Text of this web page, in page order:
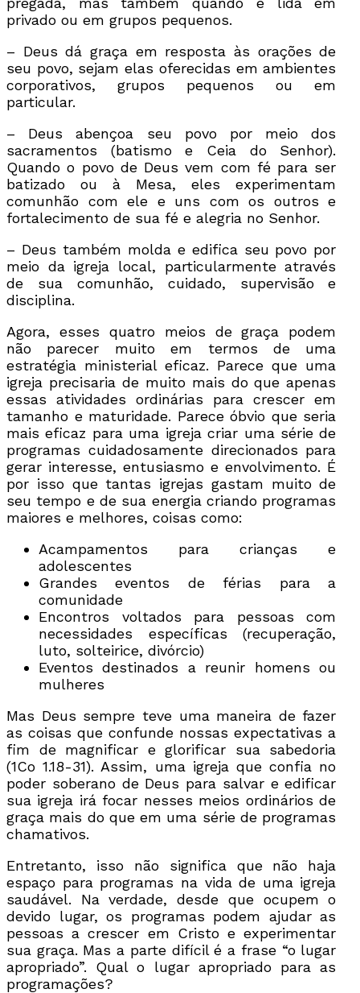
privado ou em grupos pequenos.
– Deus dá graça em resposta às orações de
seu povo, sejam elas oferecidas em ambientes
corporativos, grupos pequenos ou em
particular.
– Deus abençoa seu povo por meio dos
sacramentos (batismo e Ceia do Senhor).
Quando o povo de Deus vem com fé para ser
batizado ou à Mesa, eles experimentam
comunhão com ele e uns com os outros e
fortalecimento de sua fé e alegria no Senhor.
– Deus também molda e edifica seu povo por
meio da igreja local, particularmente através
de sua comunhão, cuidado, supervisão e
disciplina.
Agora, esses quatro meios de graça podem
não parecer muito em termos de uma
estratégia ministerial eficaz. Parece que uma
igreja precisaria de muito mais do que apenas
essas atividades ordinárias para crescer em
tamanho e maturidade. Parece óbvio que seria
mais eficaz para uma igreja criar uma série de
programas cuidadosamente direcionados para
gerar interesse, entusiasmo e envolvimento. É
por isso que tantas igrejas gastam muito de
seu tempo e de sua energia criando programas
maiores e melhores, coisas como:
Acampamentos para crianças e
adolescentes
Grandes eventos de férias para a
comunidade
Encontros voltados para pessoas com
necessidades específicas (recuperação,
luto, solteirice, divórcio)
Eventos destinados a reunir homens ou
mulheres
Mas Deus sempre teve uma maneira de fazer
as coisas que confunde nossas expectativas a
fim de magnificar e glorificar sua sabedoria
(1Co 1.18-31). Assim, uma igreja que confia no
poder soberano de Deus para salvar e edificar
sua igreja irá focar nesses meios ordinários de
graça mais do que em uma série de programas
chamativos.
Entretanto, isso não significa que não haja
espaço para programas na vida de uma igreja
saudável. Na verdade, desde que ocupem o
devido lugar, os programas podem ajudar as
pessoas a crescer em Cristo e experimentar
sua graça. Mas a parte difícil é a frase “o lugar
apropriado”. Qual o lugar apropriado para as
programações?